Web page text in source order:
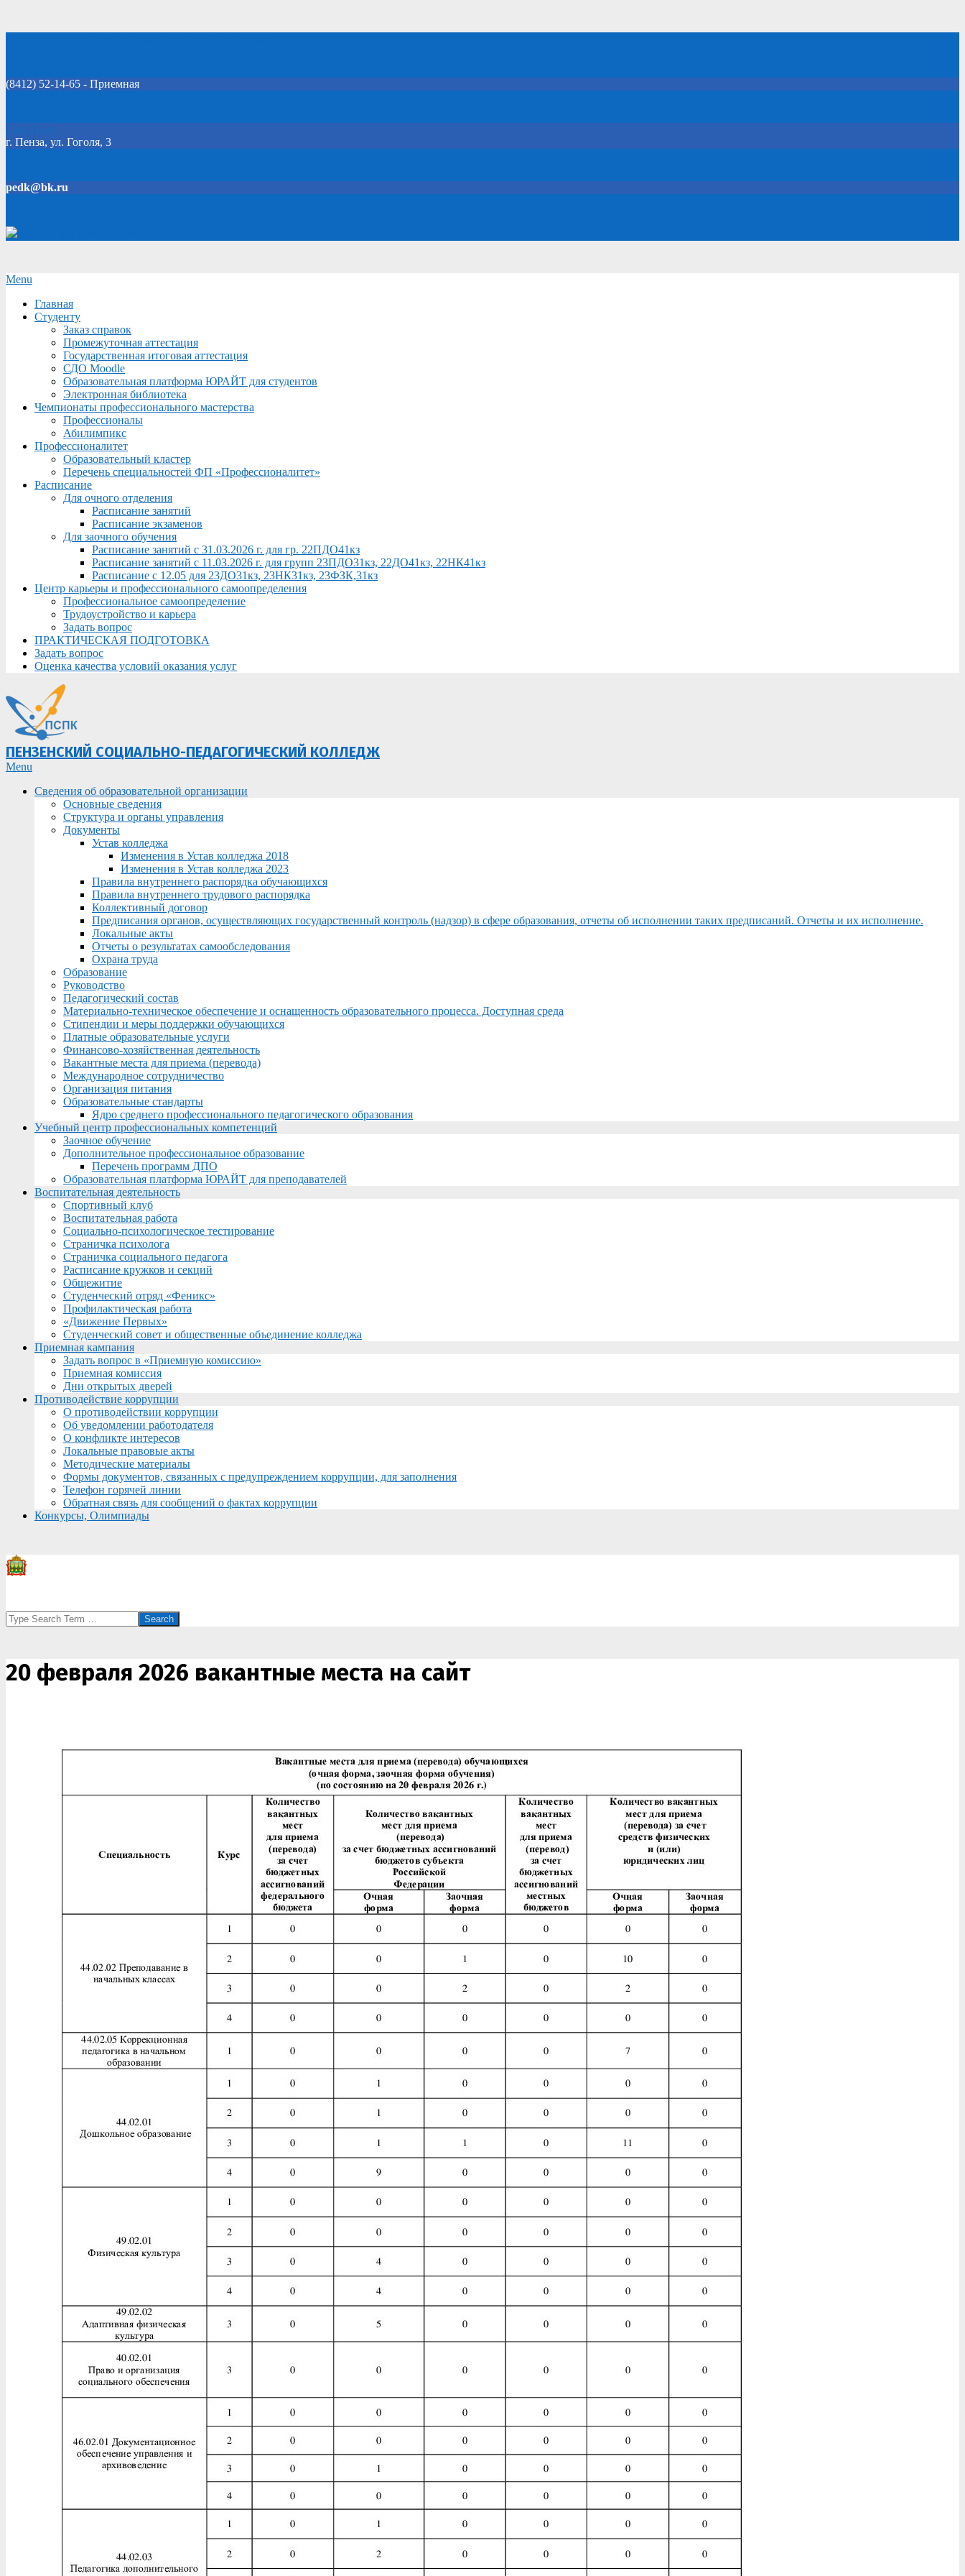
(8412) 52-14-65 - Приемная
Click Here
г. Пенза, ул. Гоголя, 3
pedk@bk.ru
Secondary
Menu
Menu
Главная
Студенту
Заказ справок
Промежуточная аттестация
Государственная итоговая аттестация
СДО Moodle
Образовательная платформа ЮРАЙТ для студентов
Электронная библиотека
Чемпионаты профессионального мастерства
Профессионалы
Абилимпикс
Профессионалитет
Образовательный кластер
Перечень специальностей ФП «Профессионалитет»
Расписание
Для очного отделения
Расписание занятий
Расписание экзаменов
Для заочного обучения
Расписание занятий с 31.03.2026 г. для гр. 22ПДО41кз
Расписание занятий с 11.03.2026 г. для групп 23ПДО31кз, 22ДО41кз, 22НК41кз
Расписание с 12.05 для 23ДО31кз, 23НК31кз, 23ФЗК,31кз
Центр карьеры и профессионального самоопределения
Профессиональное самоопределение
Трудоустройство и карьера
Задать вопрос
ПРАКТИЧЕСКАЯ ПОДГОТОВКА
Задать вопрос
Оценка качества условий оказания услуг
ПЕНЗЕНСКИЙ СОЦИАЛЬНО-ПЕДАГОГИЧЕСКИЙ КОЛЛЕДЖ
Primary
Menu
Menu
Сведения об образовательной организации
Основные сведения
Структура и органы управления
Документы
Устав колледжа
Изменения в Устав колледжа 2018
Изменения в Устав колледжа 2023
Правила внутреннего распорядка обучающихся
Правила внутреннего трудового распорядка
Коллективный договор
Предписания органов, осуществляющих государственный контроль (надзор) в сфере образования, отчеты об исполнении таких предписаний. Отчеты и их исполнение.
Локальные акты
Отчеты о результатах самообследования
Охрана труда
Образование
Руководство
Педагогический состав
Материально-техническое обеспечение и оснащенность образовательного процесса. Доступная среда
Стипендии и меры поддержки обучающихся
Платные образовательные услуги
Финансово-хозяйственная деятельность
Вакантные места для приема (перевода)
Международное сотрудничество
Организация питания
Образовательные стандарты
Ядро среднего профессионального педагогического образования
Учебный центр профессиональных компетенций
Заочное обучение
Дополнительное профессиональное образование
Перечень программ ДПО
Образовательная платформа ЮРАЙТ для преподавателей
Воспитательная деятельность
Спортивный клуб
Воспитательная работа
Социально-психологическое тестирование
Страничка психолога
Страничка социального педагога
Расписание кружков и секций
Общежитие
Студенческий отряд «Феникс»
Профилактическая работа
«Движение Первых»
Студенческий совет и общественные объединение колледжа
Приемная кампания
Задать вопрос в «Приемную комиссию»
Приемная комиссия
Дни открытых дверей
Противодействие коррупции
О противодействии коррупции
Об уведомлении работодателя
О конфликте интересов
Локальные правовые акты
Методические материалы
Формы документов, связанных с предупреждением коррупции, для заполнения
Телефон горячей линии
Обратная связь для сообщений о фактах коррупции
Конкурсы, Олимпиады
Search
20 февраля 2026 вакантные места на сайт